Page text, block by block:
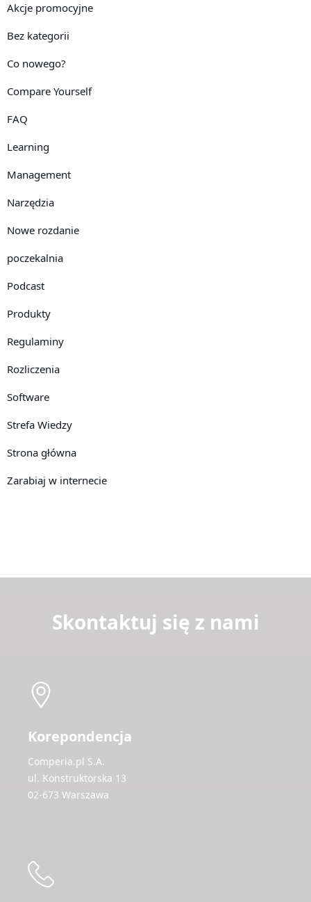
Akcje promocyjne
Bez kategorii
Co nowego?
Compare Yourself
FAQ
Learning
Management
Narzędzia
Nowe rozdanie
poczekalnia
Podcast
Produkty
Regulaminy
Rozliczenia
Software
Strefa Wiedzy
Strona główna
Zarabiaj w internecie
Skontaktuj się z nami
Korepondencja
Comperia.pl S.A.
ul. Konstruktorska 13
02-673 Warszawa